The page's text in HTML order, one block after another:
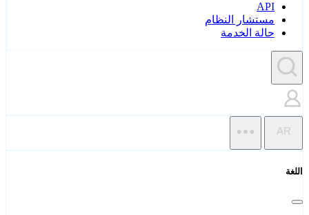
API
مستشار النظام
حالة الخدمة
AR
اللغة